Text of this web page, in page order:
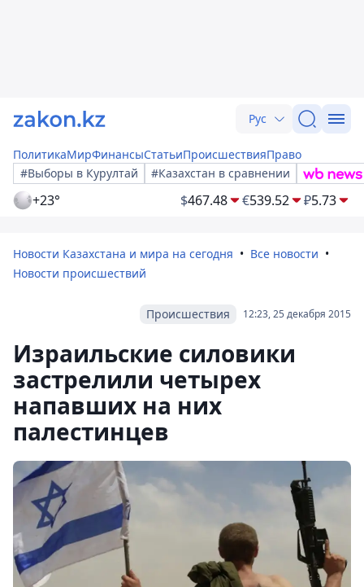
Рус
ПолитикаМирФинансыСтатьиПроисшествияПраво
#Выборы в Курултай
#Казахстан в сравнении
+23° $467.48 €539.52 ₽5.73
Новости Казахстана и мира на сегодня
Все новости
Новости происшествий
12:23, 25 декабря 2015
Происшествия
Израильские силовики
застрелили четырех
напавших на них
палестинцев